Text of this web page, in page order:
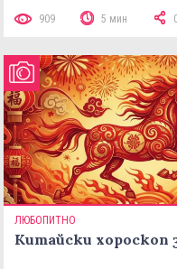
909 5 мин
ЛЮБОПИТНО
Китайски хороскоп